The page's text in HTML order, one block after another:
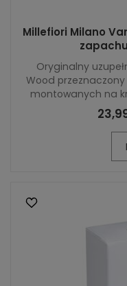
Millefiori Milano
Oryginalny
Wood
montowanych na